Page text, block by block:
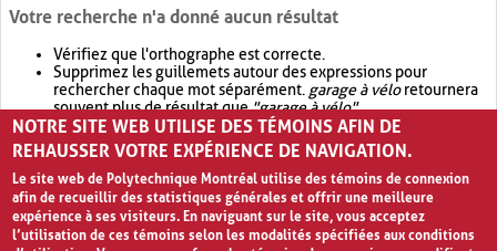
Votre recherche n'a donné aucun résultat
Vérifiez que l'orthographe est correcte.
Supprimez les guillemets autour des expressions pour
rechercher chaque mot séparément. garage à véloretournera
souvent plus de résultat que"garage à vélo".
Envisagez d'élargir votre recherche avec OR.garage OR vélo
retournera souvent plus de résultat quegarage à vélo
NOTRE SITE WEB UTILISE DES TÉMOINS AFIN DE
REHAUSSER VOTRE EXPÉRIENCE DE NAVIGATION.
Le site web de Polytechnique Montréal utilise des témoins de connexion
afin de recueillir des statistiques générales et offrir une meilleure
expérience à ses visiteurs. En naviguant sur le site, vous acceptez
l’utilisation de ces témoins selon les modalités spécifiées aux conditions